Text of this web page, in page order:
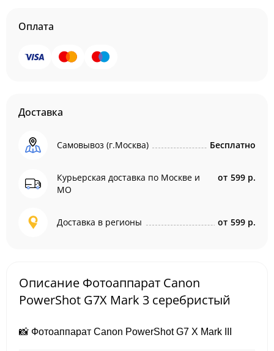
Оплата
Доставка
Самовывоз (г.Москва) Бесплатно
Курьерская доставка по Москве и
МО
от 599 р.
Доставка в регионы от 599 р.
Описание Фотоаппарат Canon
PowerShot G7X Mark 3 серебристый
📸 Фотоаппарат Canon PowerShot G7 X Mark III